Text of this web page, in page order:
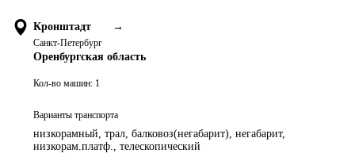
Кронштадт →
Санкт-Петербург
Оренбургская область
Кол-во машин: 1
Варианты транспорта
низкорамный, трал, балковоз(негабарит), негабарит,
низкорам.платф., телескопический